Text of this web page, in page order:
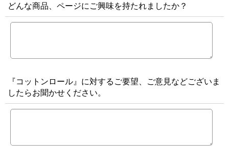
どんな商品、ページにご興味を持たれましたか？
『コットンロール』に対するご要望、ご意見などございま
したらお聞かせください。